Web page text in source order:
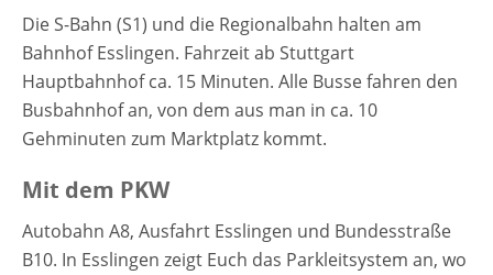
Die S-Bahn (S1) und die Regionalbahn halten am
Bahnhof Esslingen. Fahrzeit ab Stuttgart
Hauptbahnhof ca. 15 Minuten. Alle Busse fahren den
Busbahnhof an, von dem aus man in ca. 10
Gehminuten zum Marktplatz kommt.
Mit dem PKW
Autobahn A8, Ausfahrt Esslingen und Bundesstraße
B10. In Esslingen zeigt Euch das Parkleitsystem an, wo